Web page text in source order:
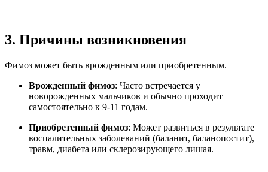
3. Причины возникновения
Фимоз может быть врожденным или приобретенным.
Врожденный фимоз: Часто встречается у
новорожденных мальчиков и обычно проходит
самостоятельно к 9-11 годам.
Приобретенный фимоз: Может развиться в результате
воспалительных заболеваний (баланит, баланопостит),
травм, диабета или склерозирующего лишая.